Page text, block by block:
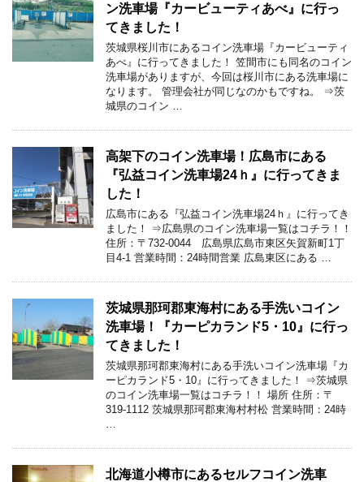
ン洗車場『カービューティあべ』に行っ
てきました！
茨城県桜川市にあるコイン洗車場『カービューティ
あべ』に行ってきました！ 笠間市にも同名のコイン
洗車場がありますが、今回は桜川市にある洗車場に
なります。 管理会社が同じなのかもですね。 ⇒茨
城県のコイン …
高架下のコイン洗車場！広島市にある
『弘益コイン洗車場24ｈ』に行ってきま
した！
広島市にある『弘益コイン洗車場24ｈ』に行ってき
ました！ ⇒広島県のコイン洗車場一覧はコチラ！！
住所：〒732-0044 広島県広島市東区矢賀新町1丁
目4-1 営業時間：24時間営業 広島東区にある …
茨城県那珂郡東海村にある手洗いコイン
洗車場！『カーピカランド5・10』に行っ
てきました！
茨城県那珂郡東海村にある手洗いコイン洗車場『カ
ーピカランド5・10』に行ってきました！ ⇒茨城県
のコイン洗車場一覧はコチラ！！ 場所 住所：〒
319-1112 茨城県那珂郡東海村村松 営業時間：24時
北海道小樽市にあるセルフコイン洗車